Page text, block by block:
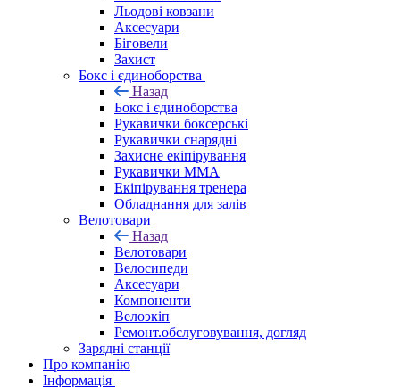
Льодові ковзани
Аксесуари
Біговели
Захист
Бокс і єдиноборства
Назад
Бокс і єдиноборства
Рукавички боксерські
Рукавички снарядні
Захисне екіпірування
Рукавички ММА
Екіпірування тренера
Обладнання для залів
Велотовари
Назад
Велотовари
Велосипеди
Аксесуари
Компоненти
Велоэкіп
Ремонт.обслуговування, догляд
Зарядні станції
Про компанію
Інформація